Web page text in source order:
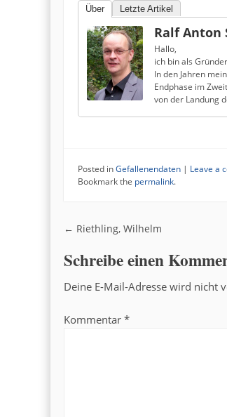
Über Letzte Artikel
Ralf Anton
Hallo,
ich bin als
In den Jahren
Endphase im
von der Landung
Posted in Gefallenendaten | Leave a
Bookmark the permalink.
Post navigation
← Riethling, Wilhelm
Schreibe einen
Deine E-Mail-Adresse wird nicht
Kommentar*